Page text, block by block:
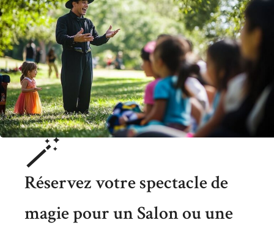
🪄
Réservez votre spectacle de
magie pour un Salon ou une